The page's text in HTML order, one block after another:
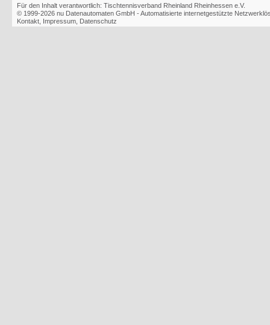
Für den Inhalt verantwortlich: Tischtennisverband Rheinland Rheinhessen e.V.
© 1999-2026 nu Datenautomaten GmbH - Automatisierte internetgestützte
Kontakt Impressum Datenschutz